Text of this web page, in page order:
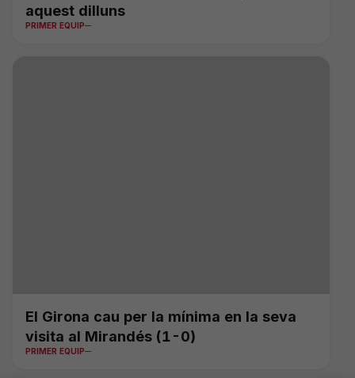
aquest dilluns
PRIMER EQUIP
El Girona cau per la mínima en la seva
visita al Mirandés (1-0)
PRIMER EQUIP